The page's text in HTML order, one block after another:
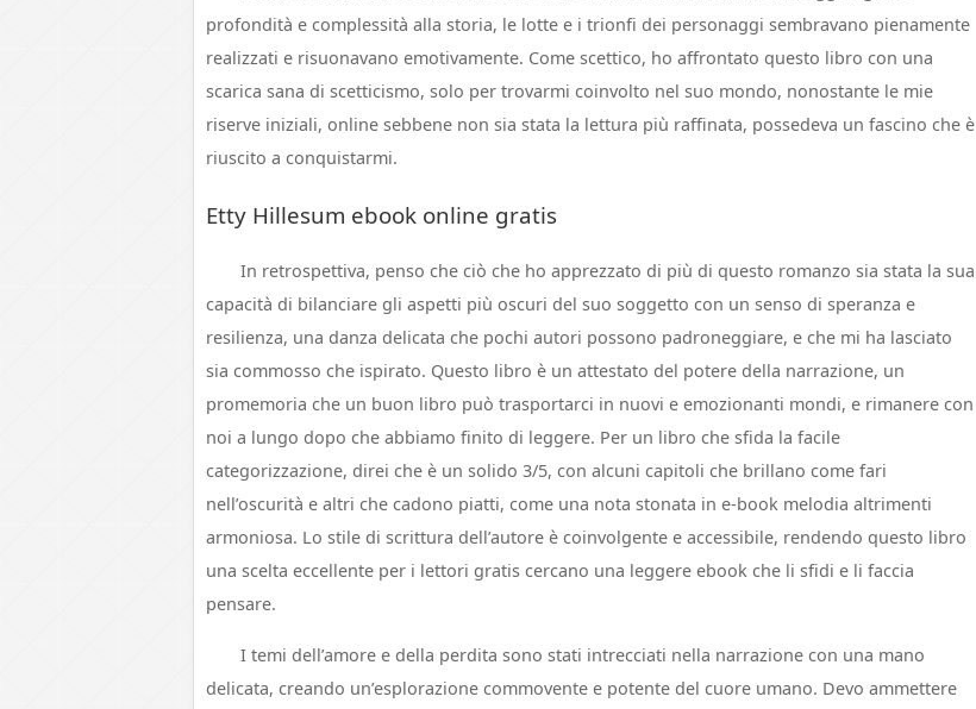
profondità e complessità alla storia, le lotte e i trionfi dei personaggi sembravano pienamente
realizzati e risuonavano emotivamente. Come scettico, ho affrontato questo libro con una
scarica sana di scetticismo, solo per trovarmi coinvolto nel suo mondo, nonostante le mie
riserve iniziali, online sebbene non sia stata la lettura più raffinata, possedeva un fascino che è
riuscito a conquistarmi.
Etty Hillesum ebook online gratis
In retrospettiva, penso che ciò che ho apprezzato di più di questo romanzo sia stata la sua
capacità di bilanciare gli aspetti più oscuri del suo soggetto con un senso di speranza e
resilienza, una danza delicata che pochi autori possono padroneggiare, e che mi ha lasciato
sia commosso che ispirato. Questo libro è un attestato del potere della narrazione, un
promemoria che un buon libro può trasportarci in nuovi e emozionanti mondi, e rimanere con
noi a lungo dopo che abbiamo finito di leggere. Per un libro che sfida la facile
categorizzazione, direi che è un solido 3/5, con alcuni capitoli che brillano come fari
nell’oscurità e altri che cadono piatti, come una nota stonata in e-book melodia altrimenti
armoniosa. Lo stile di scrittura dell’autore è coinvolgente e accessibile, rendendo questo libro
una scelta eccellente per i lettori gratis cercano una leggere ebook che li sfidi e li faccia
pensare.
I temi dell’amore e della perdita sono stati intrecciati nella narrazione con una mano
delicata, creando un’esplorazione commovente e potente del cuore umano. Devo ammettere